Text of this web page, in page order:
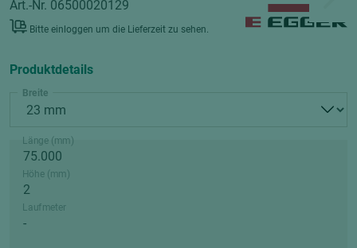
Art.-Nr. 06500020129
Bitte einloggen um die Lieferzeit zu sehen.
Produktdetails
Breite
Länge (mm)
Höhe (mm)
Laufmeter